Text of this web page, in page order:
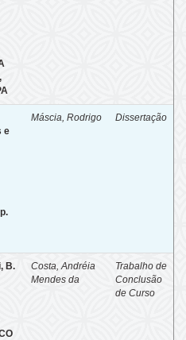
e
Máscia, Rodrigo Dissertação
B.
Costa, Andréia
Mendes da
Trabalho de
Conclusão
de Curso